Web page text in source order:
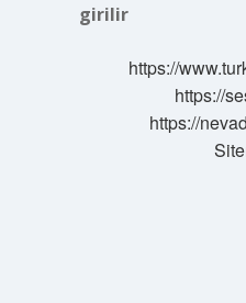
girilir
https://
https://
https://